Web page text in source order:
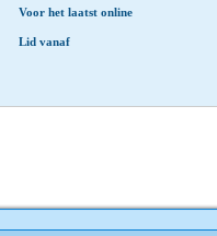
Voor het laatst online
Lid vanaf